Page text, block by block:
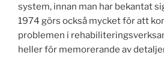
system, innan man har bekantat
1974 görs också mycket för att
problemen i
heller för memorerande av